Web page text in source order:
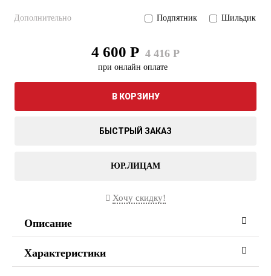
Дополнительно Подпятник Шильдик
4 600 Р 4 416 Р
при онлайн оплате
В КОРЗИНУ
БЫСТРЫЙ ЗАКАЗ
ЮР.ЛИЦАМ
Хочу скидку!
Описание
Характеристики